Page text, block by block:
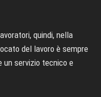
quindi, nella
del lavoro è sempre
un servizio tecnico e